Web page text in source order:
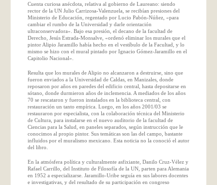
Cuenta curiosa anécdota, relativa al gobierno de Laureano: siendo
rector de la UN Julio Carrizosa-Valenzuela, se recibían presiones del
Ministerio de Educación, regentado por Lucio Pabón-Núñez, «para
cambiar el rumbo de la Universidad y darle orientación
ultraconservadora». Bajo esa presión, el decano de la facultad de
Derecho, Jesús Estrada-Monsalve, «ordenó eliminar los murales que el
pintor Alipio Jaramillo había hecho en el vestíbulo de la Facultad, y lo
mismo se hizo con el mural pintado por Ignacio Gómez-Jaramillo en el
Capitolio Nacional».
Resulta que los murales de Alipio no alcanzaron a destruirse, sino que
fueron enviados a la Universidad de Caldas, en Manizales, donde
reposaron por años en paredes del edificio central, hasta depositarse en
sótano, donde durmieron años de inclemencia. A mediados de los años
70 se rescataron y fueron instalados en la biblioteca central, con
restauración un tanto empírica. Luego, en los años 2001/03 se
restauraron por especialista, con la colaboración técnica del Ministerio
de Cultura, para instalarse en el nuevo auditorio de la facultad de
Ciencias para la Salud, en paneles separados, según instrucción que le
conocimos al propio pintor. Sus temáticas son las del campo, bastante
influidos por el muralismo mexicano. Esta noticia no la conoció el autor
del libro.
En la atmósfera política y culturalmente asfixiante, Danilo Cruz-Vélez y
Rafael Carrillo, del Instituto de Filosofía de la UN, parten para Alemania
en 1952 a especializarse. Jaramillo-Uribe seguía en sus labores docentes
e investigativas, y del resultado de su participación en congreso